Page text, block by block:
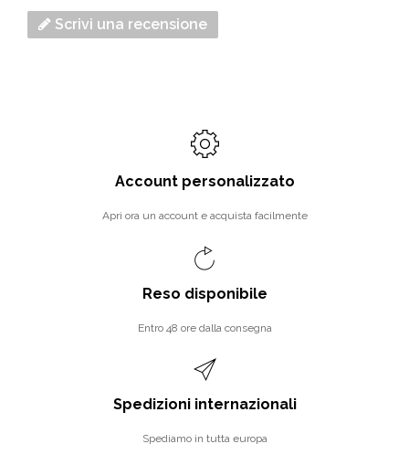
Scrivi una recensione
Account personalizzato
Apri ora un account e acquista facilmente
Reso disponibile
Entro 48 ore dalla consegna
Spedizioni internazionali
Spediamo in tutta europa